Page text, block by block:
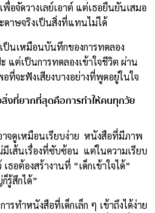
อจัดวางเลย์เอาต์ แต่เธอยืนยันเสมอ
ดาษจริงเป็นสิ่งที่แทนไม่ได้
ป็นเหมือนบันทึกของการทดลอง
แต่เป็นการทดลองเข้าใจชีวิต ผ่าน
อที่จะฟังเสียงบางอย่างที่พูดอยู่ในใจ
สิ่งที่ยากที่สุดคือการทำให้คนทุกวัย
าจดูเหมือนเรียบง่าย หนังสือที่มีภาพ
มีเส้นเรื่องที่ซับซ้อน แต่ในความเรียบ
ธอต้องสร้างานที่ “เด็กเข้าใจได้”
รู้สึกได้”
ารทำหนังสือที่เด็กเล็ก ๆ เข้าถึงได้ง่าย